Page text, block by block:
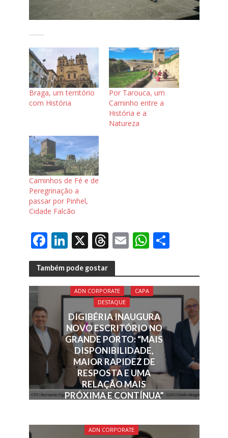
Braga, um território
com História
Por Tarouca, um
Caminho entre a
História e a
Natureza
Caminhos de Fé e de
Peregrinação a
passar por Pinhel,
Cidade Falcão
F
ac
e
b
o
o
k
Li
n
k
e
dI
n
X T
h
re
a
d
s
E
ai
l
W
at
s
A
p
p
S
ar
e
Também pode gostar
ADN CORPORATE
CAPA
DESTAQUE
DIGIBÉRIA INAUGURA
NOVO ESCRITÓRIO NO
GRANDE PORTO: “MAIS
DISPONIBILIDADE,
MAIOR RAPIDEZ DE
RESPOSTA E UMA
RELAÇÃO MAIS
PRÓXIMA E CONTÍNUA”
ADN CORPORATE